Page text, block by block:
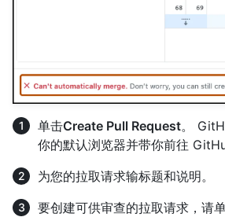
单击Create Pull Request。
你的默认浏览器并带你前往
为您的拉取请求输标题和说明。
要创建可供审查的拉取请求，请单